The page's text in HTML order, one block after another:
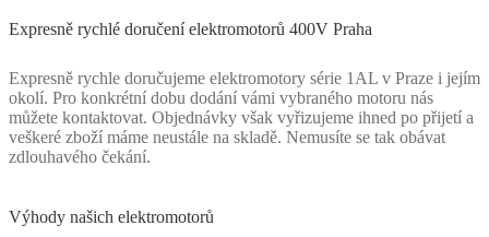
Expresně rychlé doručení elektromotorů 400V Praha
Expresně rychle doručujeme elektromotory série 1AL v Praze i jejím
okolí. Pro konkrétní dobu dodání vámi vybraného motoru nás
můžete kontaktovat. Objednávky však vyřizujeme ihned po přijetí a
veškeré zboží máme neustále na skladě. Nemusíte se tak obávat
zdlouhavého čekání.
Výhody našich elektromotorů